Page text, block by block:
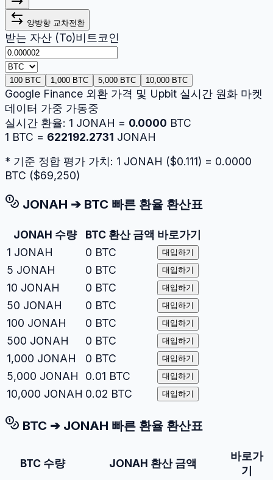
양방향 교차전환
받는 자산 (To)비트코인
100 BTC 1,000 BTC 5,000 BTC 10,000 BTC
Google Finance 외환 가격 및 Upbit 실시간 원화 마켓
데이터 가중 가동중
실시간 환율: 1 JONAH = 0.0000 BTC
1 BTC = 622192.2731 JONAH
* 기준 정합 평가 가치: 1 JONAH ($0.111) = 0.0000
BTC ($69,250)
JONAH ➔ BTC 빠른 환율 환산표
JONAH 수량 BTC 환산 금액 바로가기
1 JONAH 0 BTC 대입하기
5 JONAH 0 BTC 대입하기
10 JONAH 0 BTC 대입하기
50 JONAH 0 BTC 대입하기
100 JONAH 0 BTC 대입하기
500 JONAH 0 BTC 대입하기
1,000 JONAH 0 BTC 대입하기
5,000 JONAH 0.01 BTC 대입하기
10,000 JONAH 0.02 BTC 대입하기
BTC ➔ JONAH 빠른 환율 환산표
BTC 수량 JONAH 환산 금액
바로가
기